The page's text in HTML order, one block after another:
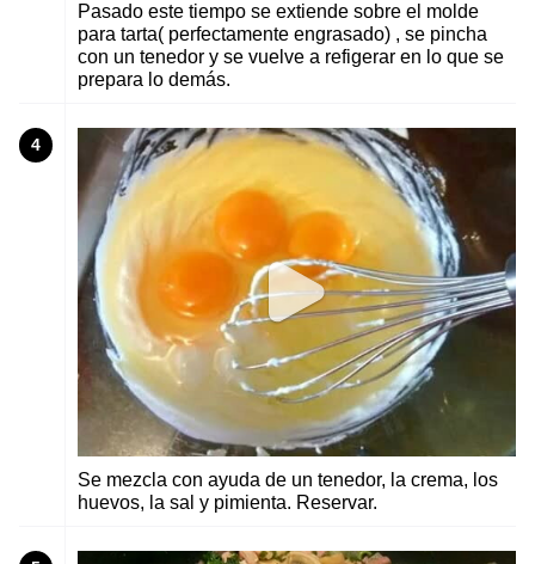
Pasado este tiempo se extiende sobre el molde
para tarta( perfectamente engrasado) , se pincha
con un tenedor y se vuelve a refigerar en lo que se
prepara lo demás.
4
Se mezcla con ayuda de un tenedor, la crema, los
huevos, la sal y pimienta. Reservar.